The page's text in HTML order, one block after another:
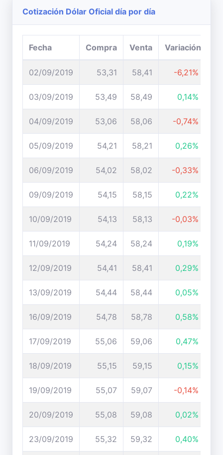
Cotización Dólar Oficial día por día
Fecha Compra Venta Variación
02/09/2019 53,31 58,41 -6,21%
03/09/2019 53,49 58,49 0,14%
04/09/2019 53,06 58,06 -0,74%
05/09/2019 54,21 58,21 0,26%
06/09/2019 54,02 58,02 -0,33%
09/09/2019 54,15 58,15 0,22%
10/09/2019 54,13 58,13 -0,03%
11/09/2019 54,24 58,24 0,19%
12/09/2019 54,41 58,41 0,29%
13/09/2019 54,44 58,44 0,05%
16/09/2019 54,78 58,78 0,58%
17/09/2019 55,06 59,06 0,47%
18/09/2019 55,15 59,15 0,15%
19/09/2019 55,07 59,07 -0,14%
20/09/2019 55,08 59,08 0,02%
23/09/2019 55,32 59,32 0,40%